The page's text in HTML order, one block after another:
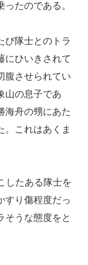
たのである。
び隊士とのトラ
にひいきされて
腹させられてい
山の息子であ
海舟の甥にあた
。これはあくま
たある隊士を
すり傷程度だっ
そうな態度をと